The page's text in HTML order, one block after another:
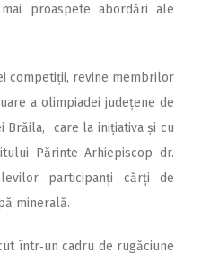
proaspete abordări ale
competiții, revine membrilor
a olimpiadei județene de
Brăila, care la inițiativa și cu
Părinte Arhiepiscop dr.
participanți cărți de
minerală.
într‑un cadru de rugăciune